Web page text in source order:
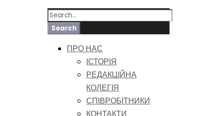
ПРО НАС
ІСТОРІЯ
РЕДАКЦІЙНА
КОЛЕГІЯ
СПІВРОБІТНИКИ